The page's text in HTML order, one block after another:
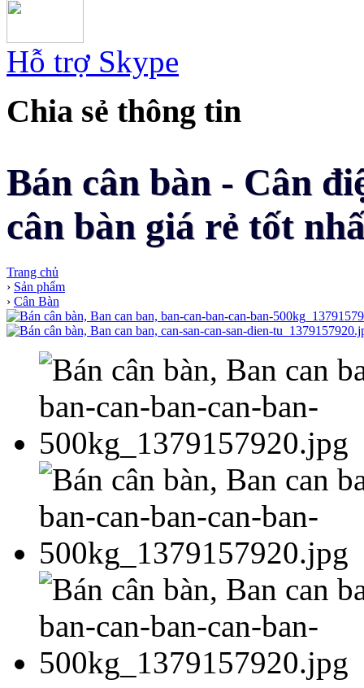
Hỗ trợ Skype
Chia sẻ thông tin
Bán cân bàn - Cân
cân bàn giá rẻ tốt
Trang chủ
› Sản phẩm
› Cân Bàn